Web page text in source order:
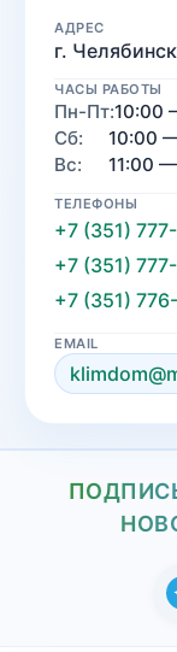
АДРЕС
г.
ЧАСЫ РАБОТЫ
Пн-Пт:10:00
Сб:
10:00
Вс:
11:00
ТЕЛЕФОНЫ
+7 (351)
+7 (351)
+7 (351)
EMAIL